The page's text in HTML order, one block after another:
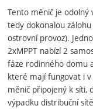
Tento měnič je odolný
tedy dokonalou
ostrovní provoz).
2xMPPT nabízí 2
fáze rodinného domu
které mají fungovat i
měnič připojený k síti,
výpadku distribuční